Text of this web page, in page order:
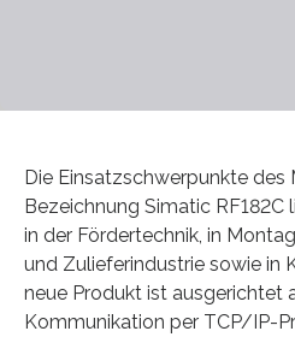
Die Einsatzschwerpunkte des
Bezeichnung Simatic RF182C
in der Fördertechnik, in
und Zulieferindustrie sowie in
neue Produkt ist ausgerichtet
Kommunikation per TCP/IP-